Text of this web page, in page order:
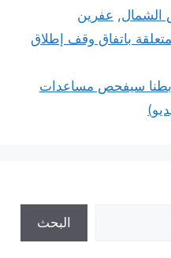
, عفرين
باتفاق وقف إطلاق
سيفحص مساعدات
البحث